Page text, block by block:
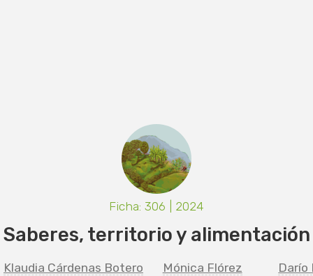
Ficha: 306 | 2024
Saberes, territorio y alimentación
Klaudia Cárdenas Botero Mónica Flórez Darío